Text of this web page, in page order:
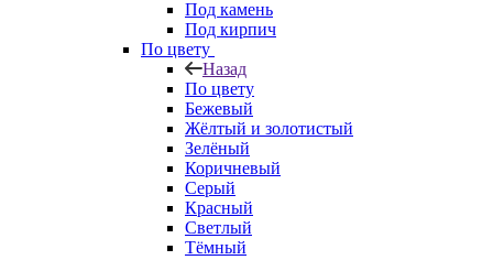
Под камень
Под кирпич
По цвету
Назад
По цвету
Бежевый
Жёлтый и золотистый
Зелёный
Коричневый
Серый
Красный
Светлый
Тёмный